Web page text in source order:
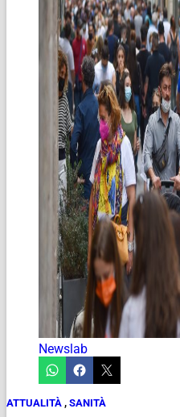
Newslab
ATTUALITÀ , SANITÀ